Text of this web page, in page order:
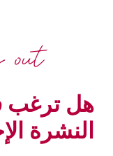
هل ترغب
النشرة